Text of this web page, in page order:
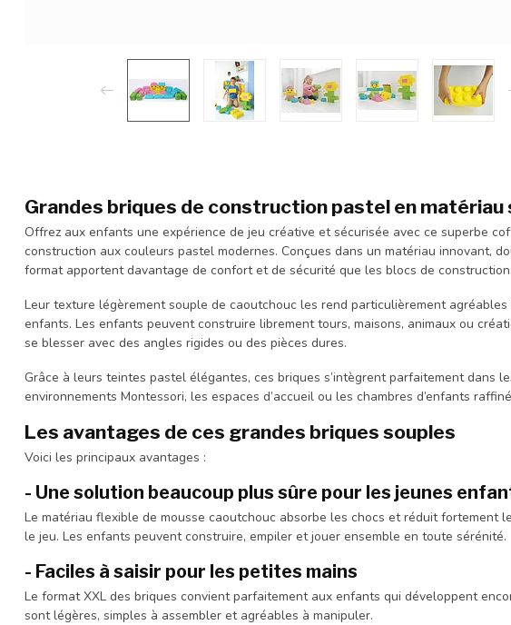
Grandes briques de construction pastel en matériau
Offrez aux enfants une expérience de jeu créative et sécurisée avec ce superbe
construction aux couleurs pastel modernes. Conçues dans un matériau innovant,
format apportent davantage de confort et de sécurité que les blocs de
Leur texture légèrement souple de caoutchouc les rend particulièrement
enfants. Les enfants peuvent construire librement tours, maisons, animaux ou
se blesser avec des angles rigides ou des pièces dures.
Grâce à leurs teintes pastel élégantes, ces briques s’intègrent parfaitement dans
environnements Montessori, les espaces d’accueil ou les chambres d’enfants
Les avantages de ces grandes briques souples
Voici les principaux avantages :
- Une solution beaucoup plus sûre pour les jeunes
Le matériau flexible de mousse caoutchouc absorbe les chocs et réduit fortement
le jeu. Les enfants peuvent construire, empiler et jouer ensemble en toute sérénité.
- Faciles à saisir pour les petites mains
Le format XXL des briques convient parfaitement aux enfants qui développent
sont légères, simples à assembler et agréables à manipuler.